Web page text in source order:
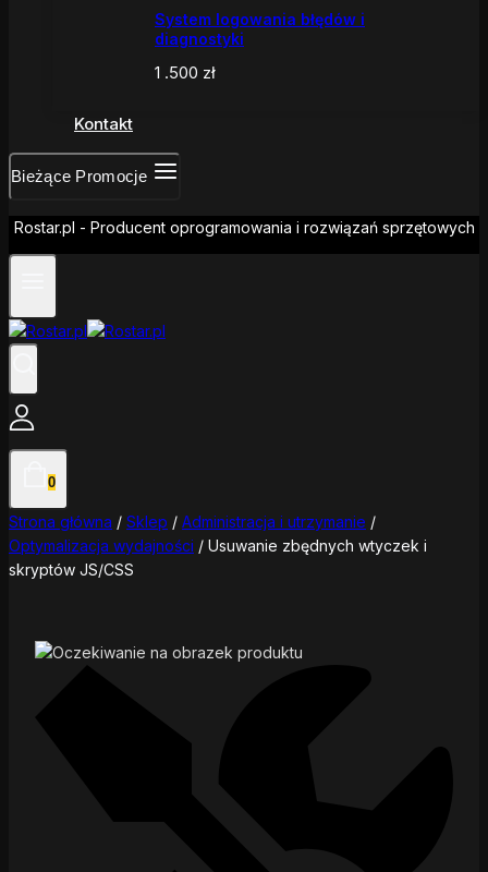
System logowania błędów i
diagnostyki
1 .500 zł
Kontakt
Bieżące Promocje
Rostar.pl - Producent oprogramowania i rozwiązań sprzętowych
0
Strona główna / Sklep / Administracja i utrzymanie /
Optymalizacja wydajności / Usuwanie zbędnych wtyczek i
skryptów JS/CSS